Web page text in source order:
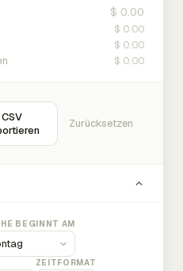
$ 0.00
$ 0.00
$ 0.00
$ 0.00
CSV
Zurücksetzen
BEGINNT AM
ZEITFORMAT